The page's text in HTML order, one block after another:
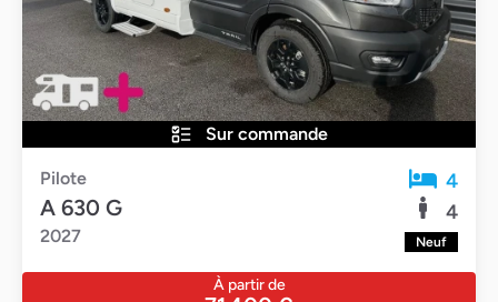
Sur commande
Pilote
A 630 G
2027
4
4
Neuf
À partir de